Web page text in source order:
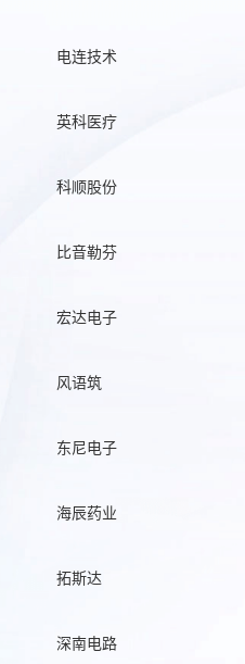
电连技术
英科医疗
科顺股份
比音勒芬
宏达电子
风语筑
东尼电子
海辰药业
拓斯达
深南电路